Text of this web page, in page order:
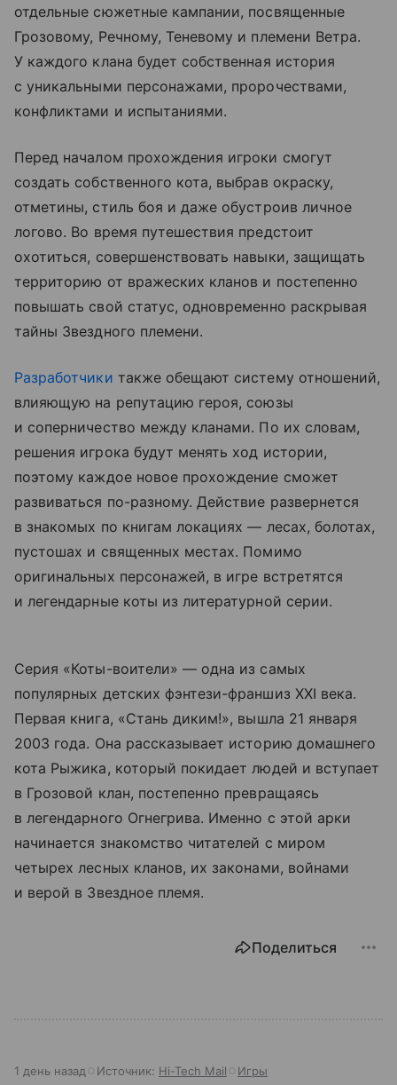
отдельные сюжетные кампании, посвященные
Грозовому, Речному, Теневому и племени Ветра.
У каждого клана будет собственная история
с уникальными персонажами, пророчествами,
конфликтами и испытаниями.
Перед началом прохождения игроки смогут
создать собственного кота, выбрав окраску,
отметины, стиль боя и даже обустроив личное
логово. Во время путешествия предстоит
охотиться, совершенствовать навыки, защищать
территорию от вражеских кланов и постепенно
повышать свой статус, одновременно раскрывая
тайны Звездного племени.
Разработчики также обещают систему отношений,
влияющую на репутацию героя, союзы
и соперничество между кланами. По их словам,
решения игрока будут менять ход истории,
поэтому каждое новое прохождение сможет
развиваться по-разному. Действие развернется
в знакомых по книгам локациях — лесах, болотах,
пустошах и священных местах. Помимо
оригинальных персонажей, в игре встретятся
и легендарные коты из литературной серии.
Серия «Коты-воители» — одна из самых
популярных детских фэнтези-франшиз XXI века.
Первая книга, «Стань диким!», вышла 21 января
2003 года. Она рассказывает историю домашнего
кота Рыжика, который покидает людей и вступает
в Грозовой клан, постепенно превращаясь
в легендарного Огнегрива. Именно с этой арки
начинается знакомство читателей с миром
четырех лесных кланов, их законами, войнами
и верой в Звездное племя.
Поделиться
1 день назад Источник: Hi-Tech Mail Игры